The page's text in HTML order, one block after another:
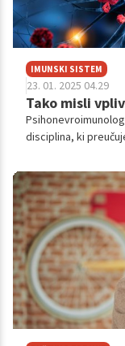
Practitioner.
IMUNSKI SISTEM
23. 01. 2025 04.29
Tako misli
disciplina, ki
povezave, ki